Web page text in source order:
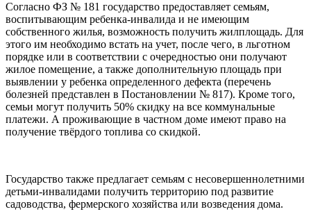
Согласно ФЗ № 181 государство предоставляет семьям,
воспитывающим ребенка-инвалида и не имеющим
собственного жилья, возможность получить жилплощадь. Для
этого им необходимо встать на учет, после чего, в льготном
порядке или в соответствии с очередностью они получают
жилое помещение, а также дополнительную площадь при
выявлении у ребенка определенного дефекта (перечень
болезней представлен в Постановлении № 817). Кроме того,
семьи могут получить 50% скидку на все коммунальные
платежи. А проживающие в частном доме имеют право на
получение твёрдого топлива со скидкой.
Государство также предлагает семьям с несовершеннолетними
детьми-инвалидами получить территорию под развитие
садоводства, фермерского хозяйства или возведения дома.